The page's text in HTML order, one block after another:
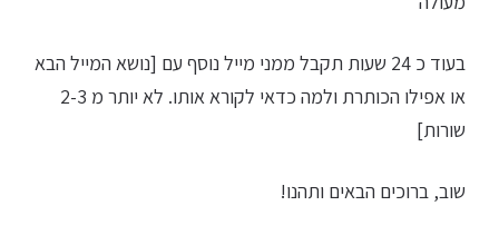
בעוד כ 24 שעות תקבל ממני מייל נוסף עם [נושא המייל הבא
או אפילו הכותרת ולמה כדאי לקורא אותו. לא יותר מ 2-3
שורות]
שוב, ברוכים הבאים ותהנו!